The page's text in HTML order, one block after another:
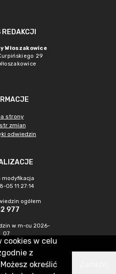
Włoszakowice
29
strony
zmian
odwiedzin
modyfikacja
05 11:27:14
ogółem
977
w m-cu 2026-
07
307
cookies w celu
z
określić